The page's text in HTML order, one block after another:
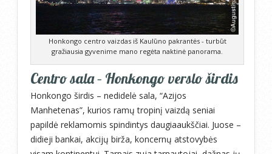
Honkongo centro vaizdas iš Kaulūno pakrantės - turbūt
gražiausia gyvenime mano regėta naktinė panorama.
Centro sala – Honkongo verslo širdis
Honkongo širdis – nedidelė sala, “Azijos
Manhetenas”, kurios ramų tropinį vaizdą seniai
papildė reklamomis spindintys daugiaaukščiai. Juose –
didieji bankai, akcijų birža, koncernų atstovybės